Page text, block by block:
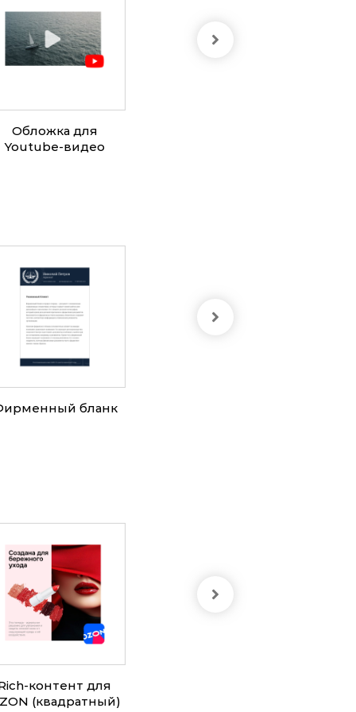
Обложка для
Youtube-видео
бланк
контент для
(квадратный)